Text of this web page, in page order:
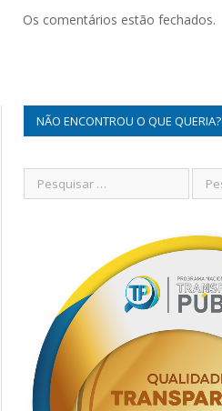
Os comentários estão fechados.
NÃO ENCONTROU O QUE QUERIA?